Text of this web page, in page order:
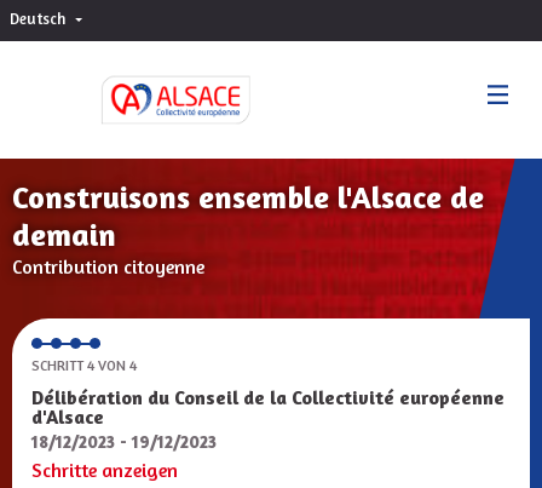
Deutsch Choisir la langue
Construisons ensemble l'Alsace de
demain
Contribution citoyenne
SCHRITT 4 VON 4
Délibération du Conseil de la Collectivité européenne
d'Alsace
18/12/2023 - 19/12/2023
Schritte anzeigen